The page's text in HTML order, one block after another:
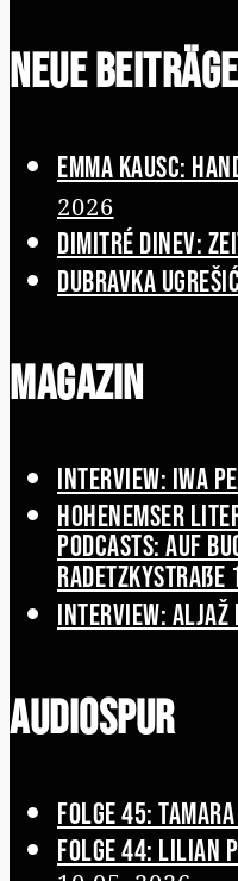
Neue Beiträge
Emma Kausc:
2026
Dimitré Dinev:
Dubravka
Magazin
Interview: Iwa
Hohenemser
Podcasts: Auf
Radetzkystraße
Interview: Aljaž
Audiospur
Folge 45:
Folge 44: Lilian